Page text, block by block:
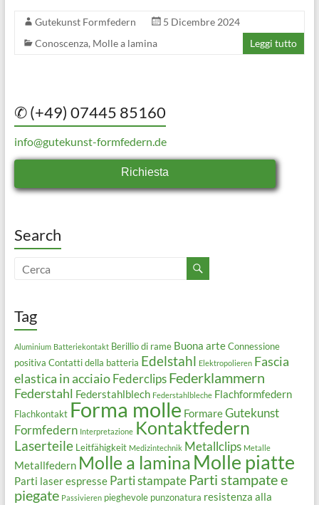
Gutekunst Formfedern
5 Dicembre 2024
Conoscenza, Molle a lamina Leggi tutto
✆ (+49) 07445 85160
info@gutekunst-formfedern.de
Richiesta
Search
Tag
Aluminium Batteriekontakt Berillio di rame Buona arte Connessione
positiva Contatti della batteria Edelstahl Elektropolieren Fascia
elastica in acciaio Federclips Federklammern
Federstahl Federstahlblech Federstahlbleche Flachformfedern
Flachkontakt Forma molle FormareGutekunst
Formfedern Interpretazione Kontaktfedern
Laserteile Leitfähigkeit Medizintechnik Metallclips Metalle
Metallfedern Molle a lamina Molle piatte
Parti laser espresse Parti stampate Parti stampate e
piegate Passivieren pieghevole punzonatura resistenza alla